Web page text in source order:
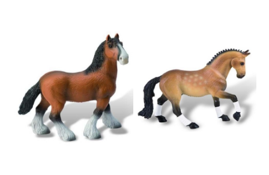
recunoașterea raselor de cai și a
caracteristicilor lor
Poate fi folosită în
jocuri educativesau
colecții de figurine
Avertismente:
Nu este potrivită pentru copiii sub 3 ani –
conține piese mici.